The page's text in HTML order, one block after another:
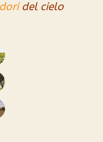
del cielo